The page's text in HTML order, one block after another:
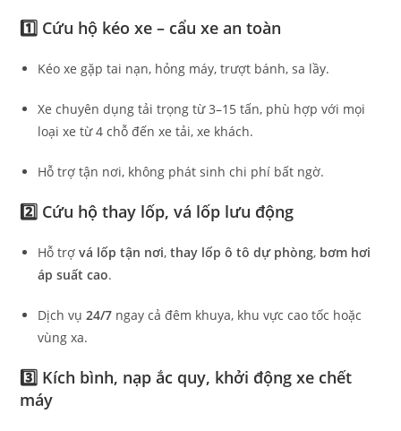
1️⃣ Cứu hộ kéo xe – cẩu xe an toàn
Kéo xe gặp tai nạn, hỏng máy, trượt bánh, sa lầy.
Xe chuyên dụng tải trọng từ 3–15 tấn, phù hợp với mọi
loại xe từ 4 chỗ đến xe tải, xe khách.
Hỗ trợ tận nơi, không phát sinh chi phí bất ngờ.
2️⃣ Cứu hộ thay lốp, vá lốp lưu động
Hỗ trợvá lốp tận nơi,thay lốp ô tô dự phòng, bơm hơi
áp suất cao.
Dịch vụ24/7 ngay cả đêm khuya, khu vực cao tốc hoặc
vùng xa.
3️⃣ Kích bình, nạp ắc quy, khởi động xe chết
máy